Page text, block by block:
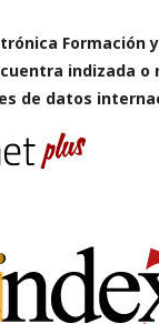
Formación
indizada
de datos